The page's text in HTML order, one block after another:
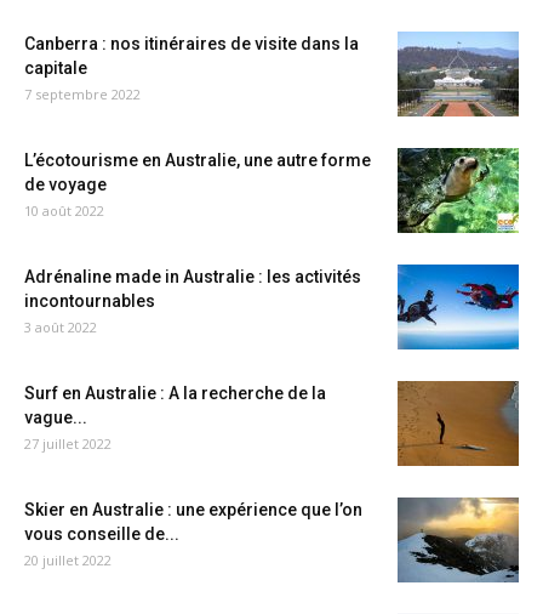
Canberra : nos itinéraires de visite dans la
capitale
7 septembre 2022
L’écotourisme en Australie, une autre forme
de voyage
10 août 2022
Adrénaline made in Australie : les activités
incontournables
3 août 2022
Surf en Australie : A la recherche de la
vague...
27 juillet 2022
Skier en Australie : une expérience que l’on
vous conseille de...
20 juillet 2022